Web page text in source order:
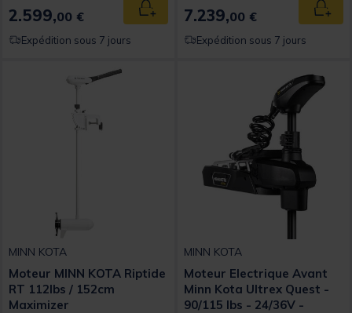
2.599,00 € Ajouter au panier
Expédition sous 7 jours
7.239,00 €
Expédition sous 7 jours
MINN KOTA
Moteur MINN KOTA Riptide
RT 112lbs / 152cm
Maximizer
MINN KOTA
Moteur Electrique Avant
Minn Kota Ultrex Quest -
90/115 lbs - 24/36V -